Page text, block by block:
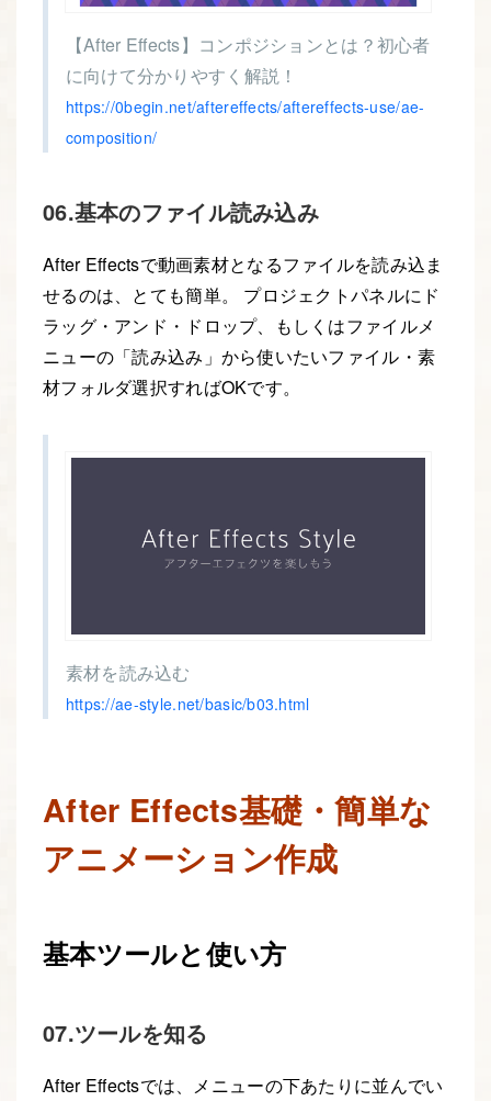
【After Effects】コンポジションとは？初心者
に向けて分かりやすく解説！
https://0begin.net/aftereffects/aftereffects-use/ae-
composition/
06.基本のファイル読み込み
After Effectsで動画素材となるファイルを読み込ま
せるのは、とても簡単。 プロジェクトパネルにド
ラッグ・アンド・ドロップ、もしくはファイルメ
ニューの「読み込み」から使いたいファイル・素
材フォルダ選択すればOKです。
素材を読み込む
https://ae-style.net/basic/b03.html
After Effects基礎・簡単な
アニメーション作成
基本ツールと使い方
07.ツールを知る
After Effectsでは、メニューの下あたりに並んでい